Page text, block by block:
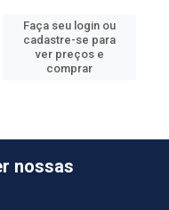
Faça seu login ou
cadastre-se para
ver preços e
comprar
nossas